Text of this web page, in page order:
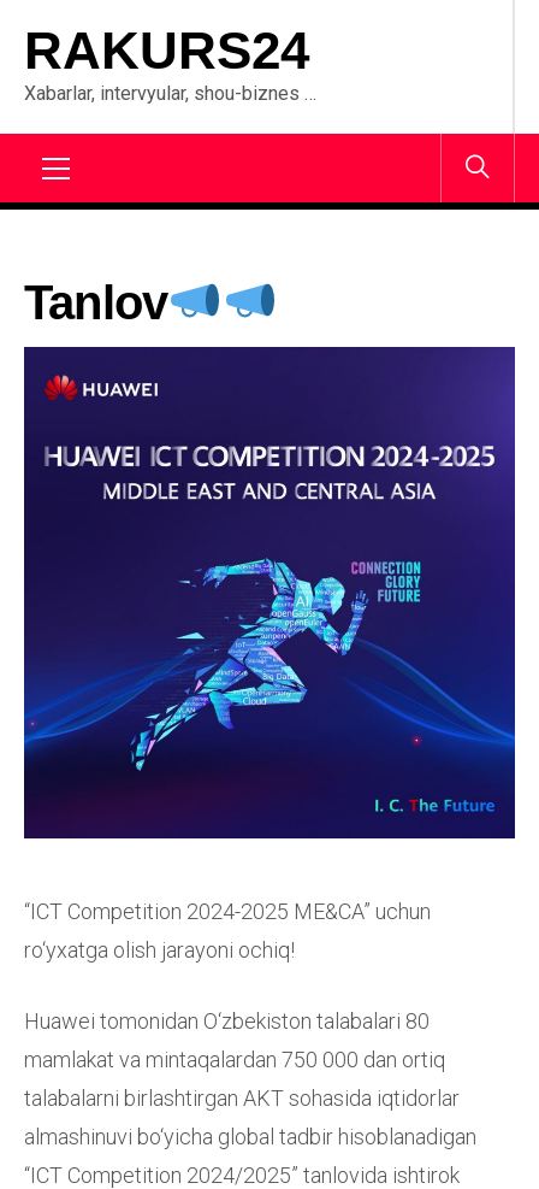
content
RAKURS24
Xabarlar, intervyular, shou-biznes …
Tanlov
“ICT Competition 2024-2025 ME&CA” uchun
ro‘yxatga olish jarayoni ochiq!
Huawei tomonidan O‘zbekiston talabalari 80
mamlakat va mintaqalardan 750 000 dan ortiq
talabalarni birlashtirgan AKT sohasida iqtidorlar
almashinuvi bo‘yicha global tadbir hisoblanadigan
“ICT Competition 2024/2025” tanlovida ishtirok